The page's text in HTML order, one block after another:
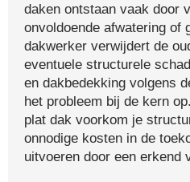
daken ontstaan vaak door
onvoldoende afwatering of
dakwerker verwijdert de
eventuele structurele
en dakbedekking volgens
het probleem bij de kern
plat dak voorkom je
onnodige kosten in de
uitvoeren door een erkend